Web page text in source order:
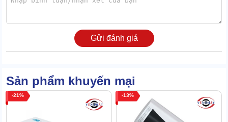
Nếu thấy giấy không chạy mượt về phía đối diện, bạn có thể kích
hoạt ngay chế độ này để thu hồi tài liệu.
Gửi đánh giá
Sản phẩm khuyến mại
21 13